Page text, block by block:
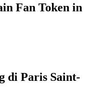
Fan Token in
di Paris Saint-